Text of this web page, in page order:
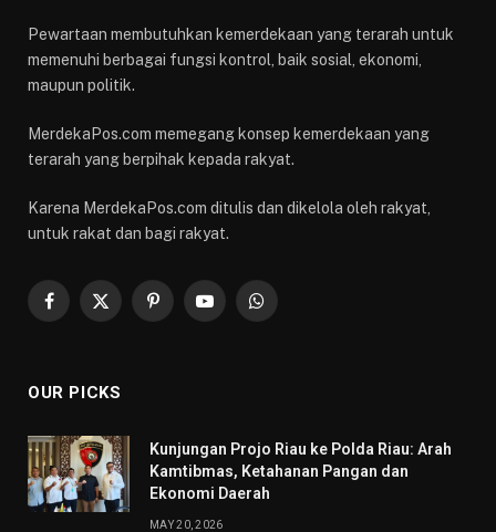
Pewartaan membutuhkan kemerdekaan yang terarah untuk
memenuhi berbagai fungsi kontrol, baik sosial, ekonomi,
maupun politik.
MerdekaPos.com memegang konsep kemerdekaan yang
terarah yang berpihak kepada rakyat.
Karena MerdekaPos.com ditulis dan dikelola oleh rakyat,
untuk rakat dan bagi rakyat.
Facebook
X
PinterestYouTubeWhatsApp
OUR PICKS
Kunjungan Projo Riau ke Polda Riau: Arah
Kamtibmas, Ketahanan Pangan dan
Ekonomi Daerah
MAY 20, 2026